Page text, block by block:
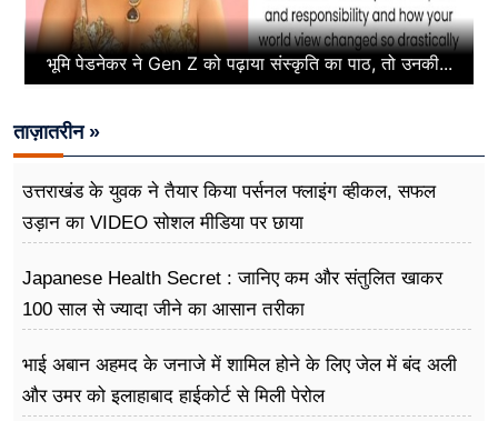
भूमि पेडनेकर ने Gen Z को पढ़ाया संस्कृति का पाठ, तो उनकी...
ताज़ातरीन »
उत्तराखंड के युवक ने तैयार किया पर्सनल फ्लाइंग व्हीकल, सफल
उड़ान का VIDEO सोशल मीडिया पर छाया
Japanese Health Secret : जानिए कम और संतुलित खाकर
100 साल से ज्यादा जीने का आसान तरीका
भाई अबान अहमद के जनाजे में शामिल होने के लिए जेल में बंद अली
और उमर को इलाहाबाद हाईकोर्ट से मिली पेरोल